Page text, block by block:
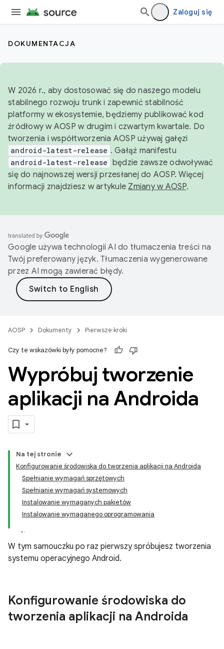
Zaloguj się
DOKUMENTACJA
W 2026 r., aby dostosować się do naszego modelu
stabilnego rozwoju trunk i zapewnić stabilność
platformy w ekosystemie, będziemy publikować kod
źródłowy w AOSP w drugim i czwartym kwartale. Do
tworzenia i współtworzenia AOSP używaj gałęzi
android-latest-release . Gałąź manifestu
android-latest-release będzie zawsze odwoływać
się do najnowszej wersji przesłanej do AOSP. Więcej
informacji znajdziesz w artykule Zmiany w AOSP.
Google używa technologii AI do tłumaczenia treści na
Twój preferowany język. Tłumaczenia wygenerowane
przez AI mogą zawierać błędy.
AOSP Dokumenty Pierwsze kroki
Czy te wskazówki były pomocne?
Wypróbuj tworzenie
aplikacji na Androida
Na tej stronie
Konfigurowanie środowiska do tworzenia aplikacji na Androida
Spełnianie wymagań sprzętowych
Spełnianie wymagań systemowych
Instalowanie wymaganych pakietów
Instalowanie wymaganego oprogramowania
W tym samouczku po raz pierwszy spróbujesz tworzenia
systemu operacyjnego Android.
Konfigurowanie środowiska do
tworzenia aplikacji na Androida